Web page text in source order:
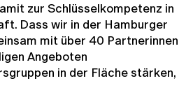
zur Schlüsselkompetenz in
Dass wir in der Hamburger
mit über 40 Partnerinnen
Angeboten
in der Fläche stärken,